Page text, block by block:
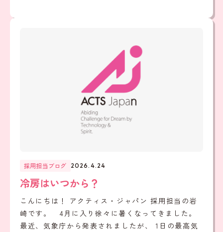
採用担当ブログ 2026.4.24
冷房はいつから？
こんにちは！ アクティス・ジャパン 採用担当の岩
崎です。 4月に入り徐々に暑くなってきました。
最近、気象庁から発表されましたが、 1日の最高気